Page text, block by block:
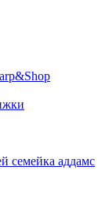
семейка аддамс